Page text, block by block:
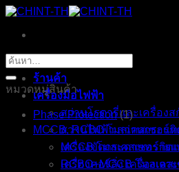
ข้าม
เนื้อหาหน้าหลัก
ร้านค้า
เครื่องมือไฟฟ้า
สว่านโรตารี่และเครื่อง
สว่านไฟฟ้า สว่านกระแ
เครื่องขัดกระดาษทราย
เครื่องคอร์ลิ่ง เครื่องเจา
ค้นหา:
หมวดหมู่สินค้า
Phase Protection (1)
MCCB, RCBO โมลเคสเซอร์กิ
MCCB โมลเคสเซอร์กิต
RCBO+MCCB โมลเคส